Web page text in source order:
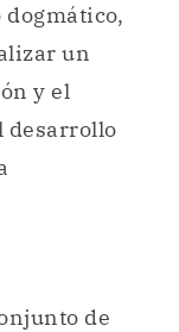
un
y el
desarrollo
de